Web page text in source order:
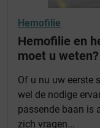
Hemofilie
Hemofilie en
moet u weten?
Of u nu uw eerste
wel de nodige
passende baan is
zich vragen...